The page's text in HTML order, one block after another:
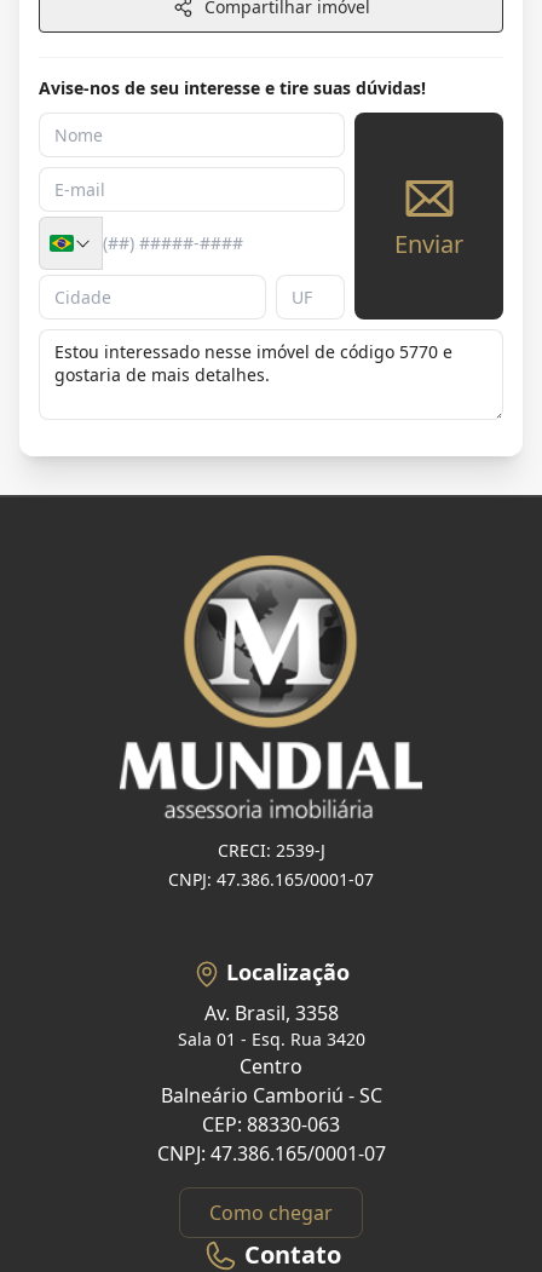
Compartilhar imóvel
Avise-nos de seu interesse e tire suas dúvidas!
Enviar
CRECI: 2539-J
CNPJ: 47.386.165/0001-07
Localização
Av. Brasil, 3358
Sala 01 - Esq. Rua 3420
Centro
Balneário Camboriú - SC
CEP: 88330-063
CNPJ: 47.386.165/0001-07
Como chegar
Contato